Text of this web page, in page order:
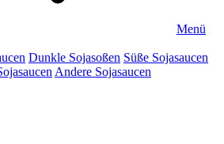
Menü
Dunkle Sojasoßen Süße Sojasaucen
Andere Sojasaucen